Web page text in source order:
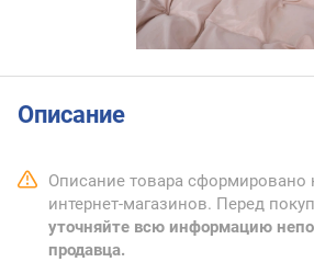
Описание
Описание товара сформировано
интернет-магазинов. Перед
уточняйте всю информацию
продавца.